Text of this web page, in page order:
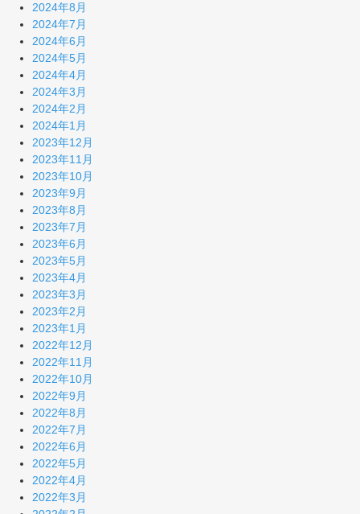
2024年8月
2024年7月
2024年6月
2024年5月
2024年4月
2024年3月
2024年2月
2024年1月
2023年12月
2023年11月
2023年10月
2023年9月
2023年8月
2023年7月
2023年6月
2023年5月
2023年4月
2023年3月
2023年2月
2023年1月
2022年12月
2022年11月
2022年10月
2022年9月
2022年8月
2022年7月
2022年6月
2022年5月
2022年4月
2022年3月